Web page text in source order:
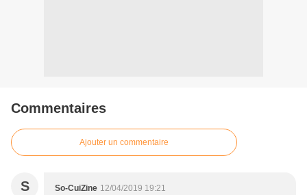
Commentaires
Ajouter un commentaire
S So-CuiZine 12/04/2019 19:21